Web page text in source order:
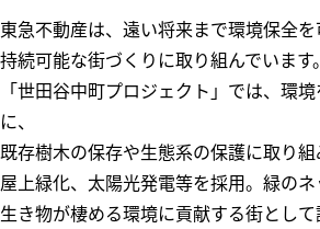
東急不動産は、遠い将来まで環境保全を
持続可能な街づくりに取り組んでいます
「世田谷中町プロジェクト」では、環
に、
既存樹木の保存や生態系の保護に取り組
屋上緑化、太陽光発電等を採用。緑のネ
生き物が棲める環境に貢献する街として